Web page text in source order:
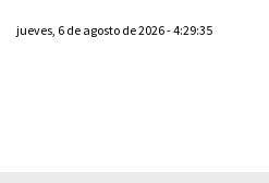
jueves, 6 de agosto de 2026 - 4:29:35